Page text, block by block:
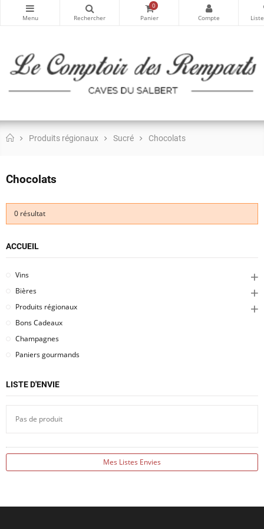
0
Produits régionaux Sucré Chocolats
Chocolats
0 résultat
ACCUEIL
Vins
Bières
Produits régionaux
Bons Cadeaux
Champagnes
Paniers gourmands
LISTE D'ENVIE
Pas de produit
Mes Listes Envies